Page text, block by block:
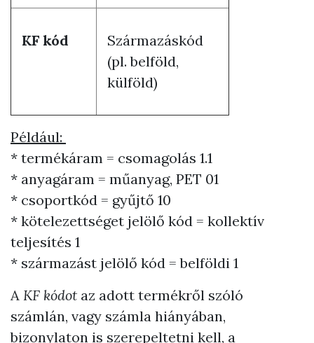
KF kód
Származáskód
(pl. belföld,
külföld)
Például:
* termékáram = csomagolás 1.1
* anyagáram = műanyag, PET 01
* csoportkód = gyűjtő 10
* kötelezettséget jelölő kód = kollektív
teljesítés 1
* származást jelölő kód = belföldi 1
A KF kódot az adott termékről szóló
számlán, vagy számla hiányában,
bizonylaton is szerepeltetni kell, a